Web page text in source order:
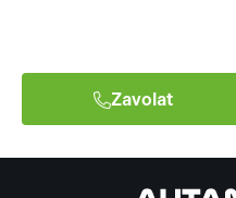
Zavolat